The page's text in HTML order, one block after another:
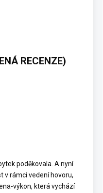
RECENZE)
poděkovala. A nyní
v rámci vedení hovoru,
výkon, která vychází